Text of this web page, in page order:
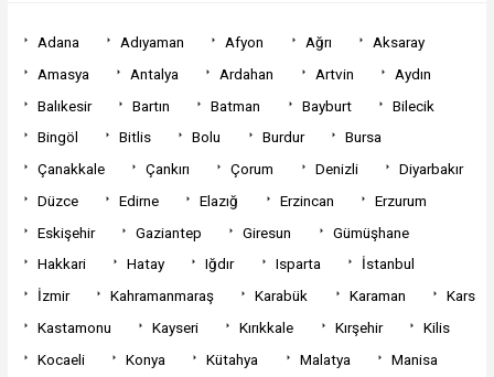
Adana Adıyaman Afyon Ağrı
Aksaray
Amasya
Antalya Ardahan Artvin
Aydın
Balıkesir
Bartın Batman Bayburt
Bilecik
Bingöl
Bitlis Bolu Burdur
Bursa
Çanakkale
Çankırı Çorum Denizli
Diyarbakır
Düzce
Edirne Elazığ Erzincan
Erzurum
Eskişehir
Gaziantep Giresun
Gümüşhane
Hakkari
Hatay Iğdır Isparta
İstanbul
İzmir
Kahramanmaraş Karabük Karaman
Kars
Kastamonu
Kayseri Kırıkkale Kırşehir
Kilis
Kocaeli
Konya Kütahya Malatya
Manisa